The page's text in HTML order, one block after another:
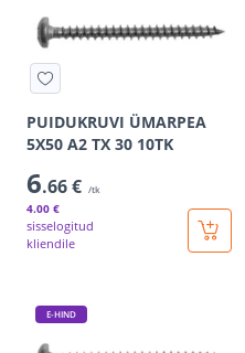
PUIDUKRUVI ÜMARPEA
5X50 A2 TX 30 10TK
6.66 € /tk
4.00 €
sisselogitud
kliendile
E-HIND